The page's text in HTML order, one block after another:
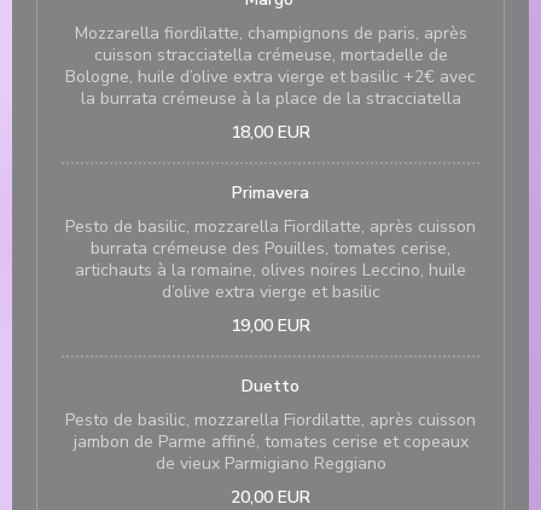
Mozzarella fiordilatte, champignons de paris, après
cuisson stracciatella crémeuse, mortadelle de
Bologne, huile d’olive extra vierge et basilic +2€ avec
la burrata crémeuse à la place de la stracciatella
18,00 EUR
Primavera
Pesto de basilic, mozzarella Fiordilatte, après cuisson
burrata crémeuse des Pouilles, tomates cerise,
artichauts à la romaine, olives noires Leccino, huile
d’olive extra vierge et basilic
19,00 EUR
Duetto
Pesto de basilic, mozzarella Fiordilatte, après cuisson
jambon de Parme affiné, tomates cerise et copeaux
de vieux Parmigiano Reggiano
20,00 EUR